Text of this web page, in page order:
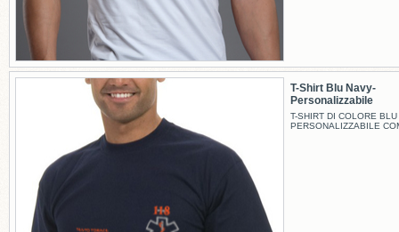
T-Shirt Blu Navy-
Personalizzabile
T-SHIRT DI COLORE BLU
PERSONALIZZABILE